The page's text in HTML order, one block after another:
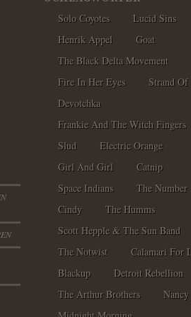
Solo Coyotes
Lucid Sins
Henrik Appel
Goat
The Black Delta Movement
Fire In Her Eyes
Strand Of
Devotchka
Frankie And The Witch Fingers
Slud
Electric Orange
Girl And Girl
Catnip
Space Indians
The Number
Cindy
The Humms
Scott Hepple & The Sun Band
The Notwist
Calamari For
Blackup
Detroit Rebellion
The Arthur Brothers
Nancy